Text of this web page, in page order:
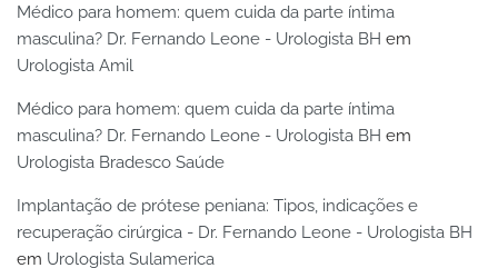
Médico para homem: quem cuida da parte íntima
masculina? Dr. Fernando Leone - Urologista BH em
Urologista Amil
Médico para homem: quem cuida da parte íntima
masculina? Dr. Fernando Leone - Urologista BH em
Urologista Bradesco Saúde
Implantação de prótese peniana: Tipos, indicações e
recuperação cirúrgica - Dr. Fernando Leone - Urologista BH
em Urologista Sulamerica